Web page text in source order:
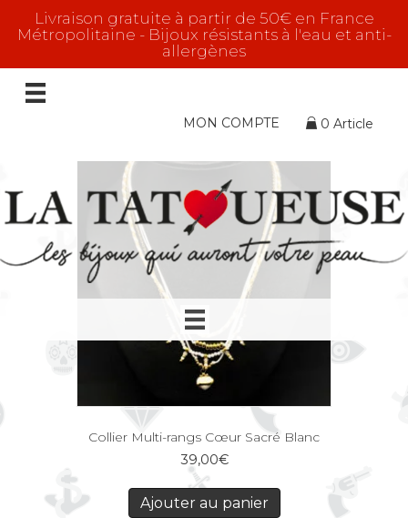
Livraison gratuite à partir de 50€ en France
Métropolitaine - Bijoux résistants à l'eau et anti-
allergènes
MON COMPTE 0 Article
Affichage de 1–16 sur 57 résultats
Collier Multi-rangs Cœur Sacré Blanc
39,00€
Ajouter au panier